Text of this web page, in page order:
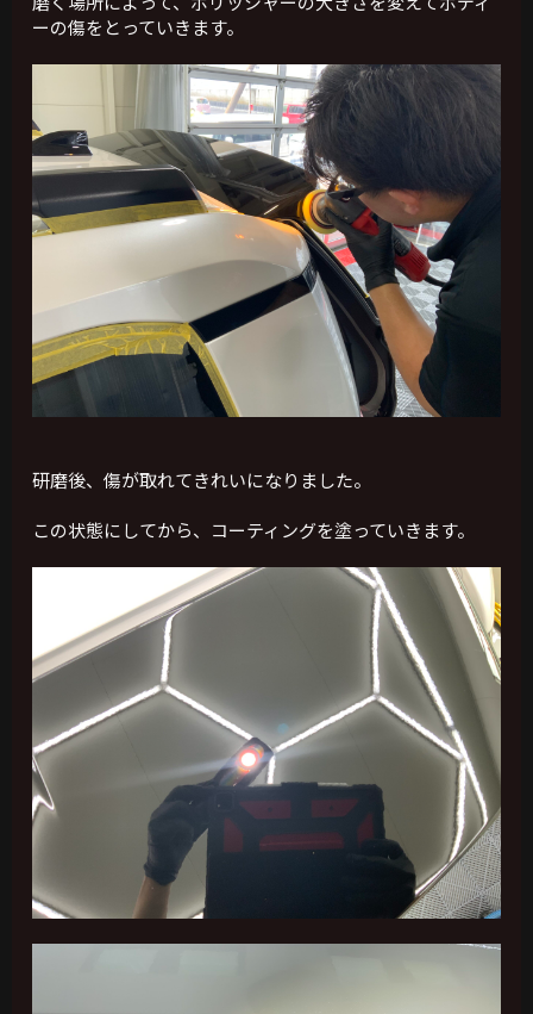
ーの傷をとっていきます。
研磨後、傷が取れてきれいになりました。
この状態にしてから、コーティングを塗っていきます。